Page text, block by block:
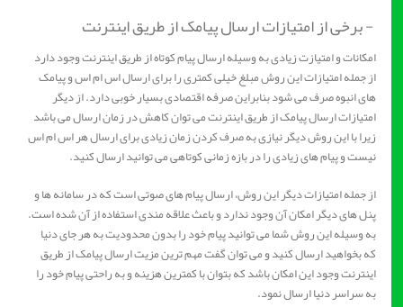
- برخی از امتیازات ارسال پیامک از طریق اینترنت
امکانات و امتیازت زیادی به وسیله ارسال پیام کوتاه از طریق اینترنت وجود دارد
از جمله امتیازات این روش مبلغ خیلی کمتری را برای ارسال اس ام اس و پیامک
های انبوه صرف می شود بنابراین صرفه اقتصادی بسیار خوبی دارد. از دیگر
امتیازات ارسال پیامک از طریق اینترنت می توان کاهش در زمان ارسال می باشد
زیرا با این روش دیگر نیازی به صرف کردن زمان زیادی برای ارسال هر اس ام اس
نیست و پیام های زیادی را در بازه زمانی کوتاهی می توانید ارسال کنید.
از جمله امتیازات دیگر این روش، ارسال پیام های صوتی است که در سامانه ها و
پنل های دیگر امکان آن وجود ندارد و باعث علاقه مندی استفاده از آن شده است.
به وسیله این روش شما می توانید پیام خود را بدون محدودیت به هر جای دنیا
که بخواهید ارسال کنید و می توان گفت مهم ترین مزیت ارسال پیامک از طریق
اینترنت وجود این امکان باشد که بتوان با کمترین هزینه و به راحتی پیام خود را
به سراسر دنیا ارسال نمود.